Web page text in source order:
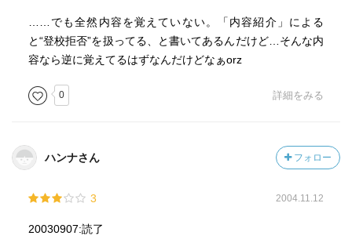
……でも全然内容を覚えていない。「内容紹介」による
と“登校拒否”を扱ってる、と書いてあるんだけど…そんな内
容なら逆に覚えてるはずなんだけどなぁorz
0 詳細をみる
ハンナさん フォロー
3 2004.11.12
20030907:読了